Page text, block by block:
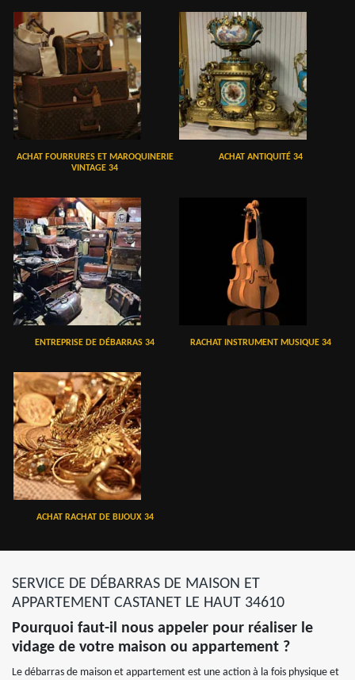
ACHAT FOURRURES ET MAROQUINERIE
VINTAGE 34
ACHAT ANTIQUITÉ 34
ENTREPRISE DE DÉBARRAS 34 RACHAT INSTRUMENT MUSIQUE 34
ACHAT RACHAT DE BIJOUX 34
SERVICE DE DÉBARRAS DE MAISON ET
APPARTEMENT CASTANET LE HAUT 34610
Pourquoi faut-il nous appeler pour réaliser le
vidage de votre maison ou appartement ?
Le débarras de maison et appartement est une action à la fois physique et